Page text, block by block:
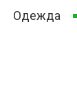
Одежда